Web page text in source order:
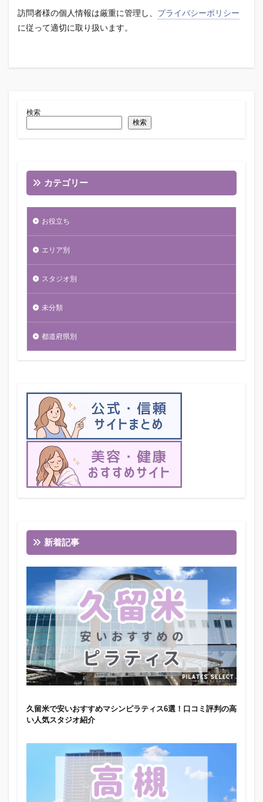
訪問者様の個人情報は厳重に管理し、 プライバシーポリシー
に従って適切に取り扱います。
検索
検索
カテゴリー
お役立ち
エリア別
スタジオ別
未分類
都道府県別
新着記事
久留米で安いおすすめマシンピラティス6選！口コミ評判の高
い人気スタジオ紹介